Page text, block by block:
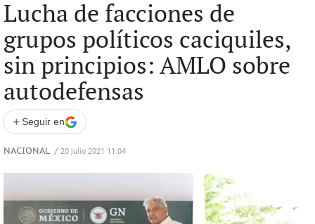
Lucha de facciones de
grupos políticos caciquiles,
sin principios: AMLO sobre
autodefensas
+ Seguir en
NACIONAL / 20 julio 2021 11:04